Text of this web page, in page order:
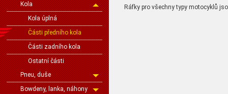
Kola
Kola úplná
Části předního kola
Části zadního kola
Ostatní části
Pneu, duše
Bowdeny, lanka, náhony
Ráfky pro všechny typy motocyklů